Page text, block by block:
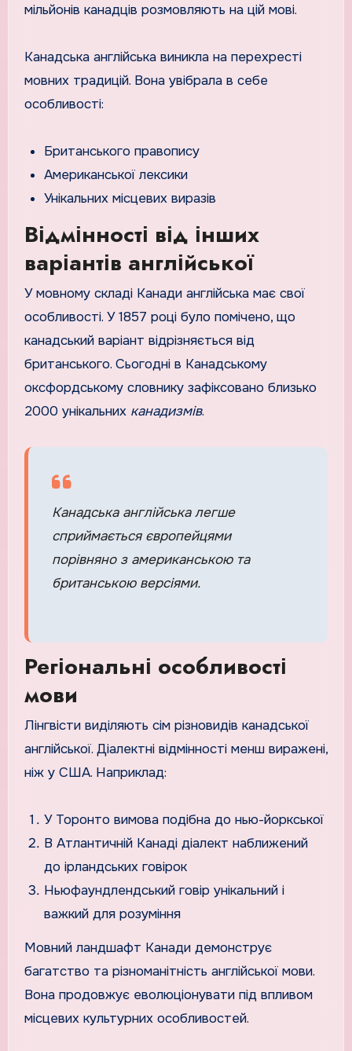
мільйонів канадців розмовляють на цій мові.
Канадська англійська виникла на перехресті
мовних традицій. Вона увібрала в себе
особливості:
Британського правопису
Американської лексики
Унікальних місцевих виразів
Відмінності від інших
варіантів англійської
У мовному складі Канади англійська має свої
особливості. У 1857 році було помічено, що
канадський варіант відрізняється від
британського. Сьогодні в Канадському
оксфордському словнику зафіксовано близько
2000 унікальних канадизмів.
Канадська англійська легше
сприймається європейцями
порівняно з американською та
британською версіями.
Регіональні особливості
мови
Лінгвісти виділяють сім різновидів канадської
англійської. Діалектні відмінності менш виражені,
ніж у США. Наприклад:
У Торонто вимова подібна до нью-йоркської
В Атлантичній Канаді діалект наближений
до ірландських говірок
Ньюфаундлендський говір унікальний і
важкий для розуміння
Мовний ландшафт Канади демонструє
багатство та різноманітність англійської мови.
Вона продовжує еволюціонувати під впливом
місцевих культурних особливостей.